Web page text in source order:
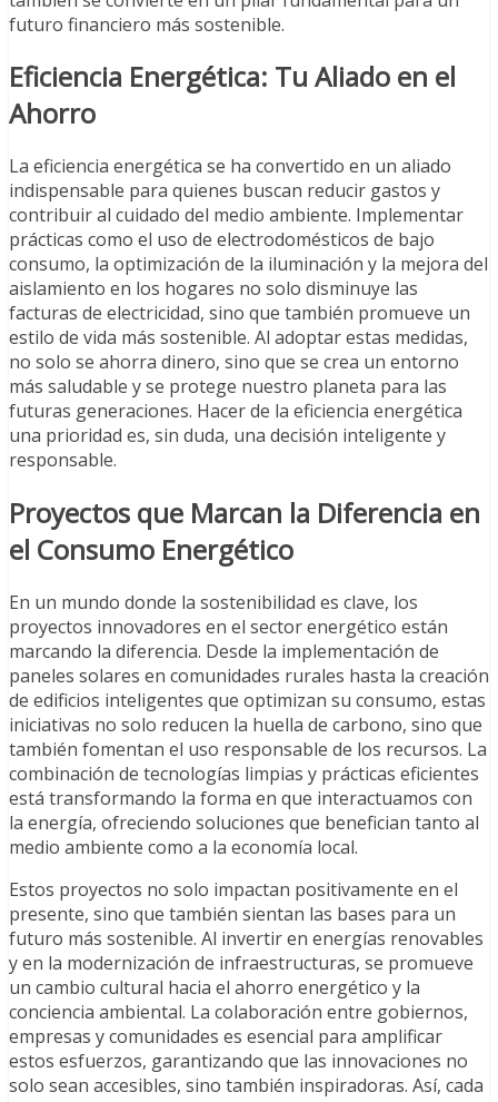
futuro financiero más sostenible.
Eficiencia Energética: Tu Aliado en el
Ahorro
La eficiencia energética se ha convertido en un aliado
indispensable para quienes buscan reducir gastos y
contribuir al cuidado del medio ambiente. Implementar
prácticas como el uso de electrodomésticos de bajo
consumo, la optimización de la iluminación y la mejora del
aislamiento en los hogares no solo disminuye las
facturas de electricidad, sino que también promueve un
estilo de vida más sostenible. Al adoptar estas medidas,
no solo se ahorra dinero, sino que se crea un entorno
más saludable y se protege nuestro planeta para las
futuras generaciones. Hacer de la eficiencia energética
una prioridad es, sin duda, una decisión inteligente y
responsable.
Proyectos que Marcan la Diferencia en
el Consumo Energético
En un mundo donde la sostenibilidad es clave, los
proyectos innovadores en el sector energético están
marcando la diferencia. Desde la implementación de
paneles solares en comunidades rurales hasta la creación
de edificios inteligentes que optimizan su consumo, estas
iniciativas no solo reducen la huella de carbono, sino que
también fomentan el uso responsable de los recursos. La
combinación de tecnologías limpias y prácticas eficientes
está transformando la forma en que interactuamos con
la energía, ofreciendo soluciones que benefician tanto al
medio ambiente como a la economía local.
Estos proyectos no solo impactan positivamente en el
presente, sino que también sientan las bases para un
futuro más sostenible. Al invertir en energías renovables
y en la modernización de infraestructuras, se promueve
un cambio cultural hacia el ahorro energético y la
conciencia ambiental. La colaboración entre gobiernos,
empresas y comunidades es esencial para amplificar
estos esfuerzos, garantizando que las innovaciones no
solo sean accesibles, sino también inspiradoras. Así, cada